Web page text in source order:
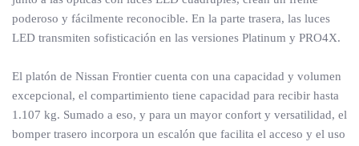
poderoso y fácilmente reconocible. En la parte trasera, las luces
LED transmiten sofisticación en las versiones Platinum y PRO4X.
El platón de Nissan Frontier cuenta con una capacidad y volumen
excepcional, el compartimiento tiene capacidad para recibir hasta
1.107 kg. Sumado a eso, y para un mayor confort y versatilidad, el
bomper trasero incorpora un escalón que facilita el acceso y el uso